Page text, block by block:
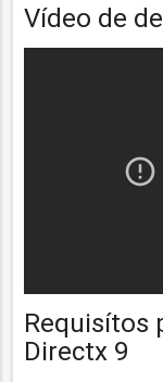
Vídeo de
Requisítos
Directx 9